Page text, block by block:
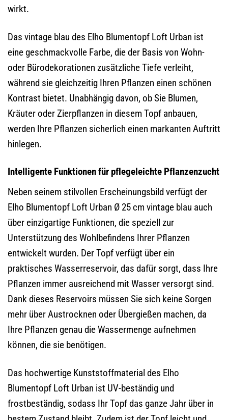
wirkt.
Das vintage blau des Elho Blumentopf Loft Urban ist
eine geschmackvolle Farbe, die der Basis von Wohn-
oder Bürodekorationen zusätzliche Tiefe verleiht,
während sie gleichzeitig Ihren Pflanzen einen schönen
Kontrast bietet. Unabhängig davon, ob Sie Blumen,
Kräuter oder Zierpflanzen in diesem Topf anbauen,
werden Ihre Pflanzen sicherlich einen markanten Auftritt
hinlegen.
Intelligente Funktionen für pflegeleichte Pflanzenzucht
Neben seinem stilvollen Erscheinungsbild verfügt der
Elho Blumentopf Loft Urban Ø 25 cm vintage blau auch
über einzigartige Funktionen, die speziell zur
Unterstützung des Wohlbefindens Ihrer Pflanzen
entwickelt wurden. Der Topf verfügt über ein
praktisches Wasserreservoir, das dafür sorgt, dass Ihre
Pflanzen immer ausreichend mit Wasser versorgt sind.
Dank dieses Reservoirs müssen Sie sich keine Sorgen
mehr über Austrocknen oder Übergießen machen, da
Ihre Pflanzen genau die Wassermenge aufnehmen
können, die sie benötigen.
Das hochwertige Kunststoffmaterial des Elho
Blumentopf Loft Urban ist UV-beständig und
frostbeständig, sodass Ihr Topf das ganze Jahr über in